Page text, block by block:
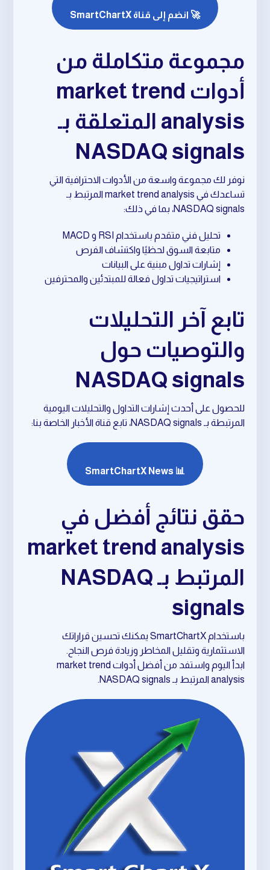
🚀 انضم إلى قناة SmartChartX
مجموعة متكاملة من
أدوات market trend
analysis المتعلقة بـ
NASDAQ signals
نوفر لك مجموعة واسعة من الأدوات الاحترافية التي
تساعدك في market trend analysis المرتبط بـ
NASDAQ signals، بما في ذلك:
تحليل فني متقدم باستخدام RSI و MACD
متابعة السوق لحظيًا واكتشاف الفرص
إشارات تداول مبنية على البيانات
استراتيجيات تداول فعالة للمبتدئين والمحترفين
تابع آخر التحليلات
والتوصيات حول
NASDAQ signals
للحصول على أحدث إشارات التداول والتحليلات اليومية
المرتبطة بـ NASDAQ signals، تابع قناة الأخبار الخاصة بنا:
📊 SmartChartX News
حقق نتائج أفضل في
market trend analysis
المرتبط بـ NASDAQ
signals
باستخدام SmartChartX يمكنك تحسين قراراتك
الاستثمارية وتقليل المخاطر وزيادة فرص النجاح.
ابدأ اليوم واستفد من أفضل أدوات market trend
analysis المرتبط بـ NASDAQ signals.